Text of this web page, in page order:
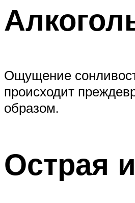
Ощущение
происходит
образом.
Острая